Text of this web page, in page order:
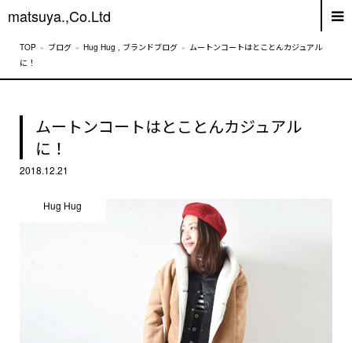
matsuya.,Co.Ltd
ブログ Hug Hug , ブランドブログ
ムートンコートはとことんカジュアル
に！
ムートンコートはとことんカジュアル
に！
2018.12.21
Hug Hug